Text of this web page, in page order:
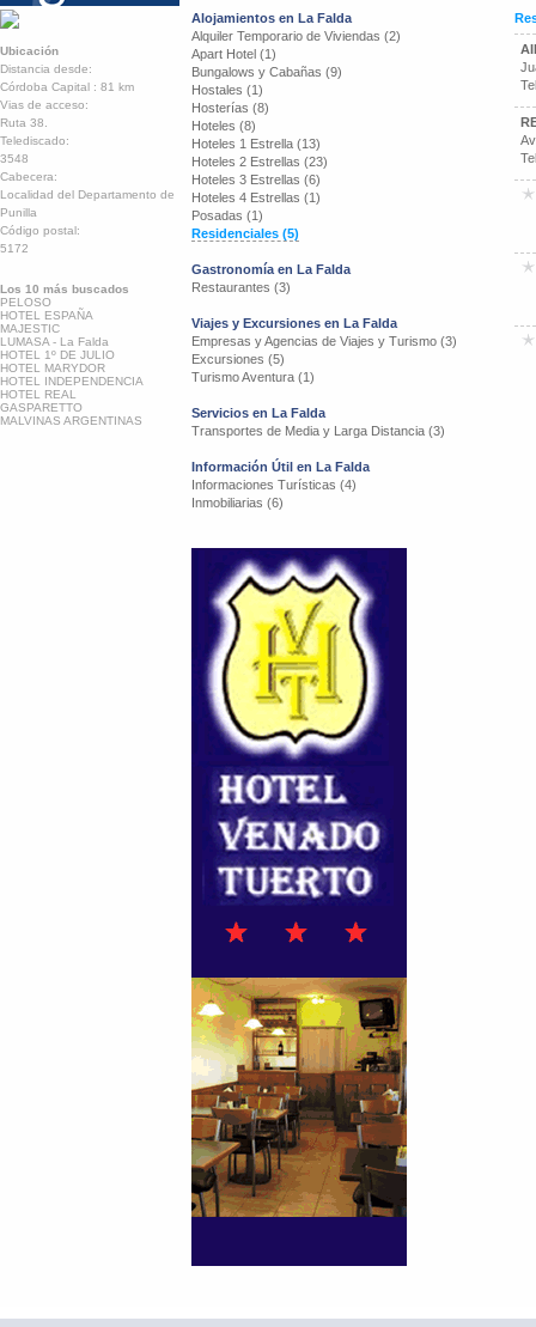
Ubicación
Distancia desde:
Córdoba Capital : 81 km
Vias de acceso:
Ruta 38.
Telediscado:
3548
Cabecera:
Localidad del Departamento de
Punilla
Código postal:
5172
Los 10 más buscados
PELOSO
HOTEL ESPAÑA
MAJESTIC
LUMASA - La Falda
HOTEL 1º DE JULIO
HOTEL MARYDOR
HOTEL INDEPENDENCIA
HOTEL REAL
GASPARETTO
MALVINAS ARGENTINAS
Alojamientos en La Falda
Alquiler Temporario de Viviendas (2)
Apart Hotel (1)
Bungalows y Cabañas (9)
Hostales (1)
Hosterías (8)
Hoteles (8)
Hoteles 1 Estrella (13)
Hoteles 2 Estrellas (23)
Hoteles 3 Estrellas (6)
Hoteles 4 Estrellas (1)
Posadas (1)
Residenciales (5)
Gastronomía en La Falda
Restaurantes (3)
Viajes y Excursiones en La Falda
Empresas y Agencias de Viajes y Turismo (3)
Excursiones (5)
Turismo Aventura (1)
Servicios en La Falda
Transportes de Media y Larga Distancia (3)
Información Útil en La Falda
Informaciones Turísticas (4)
Inmobiliarias (6)